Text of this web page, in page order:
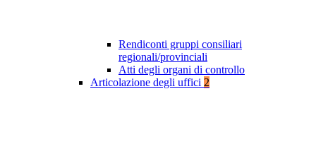
Rendiconti gruppi consiliari
regionali/provinciali
Atti degli organi di controllo
Articolazione degli uffici 2